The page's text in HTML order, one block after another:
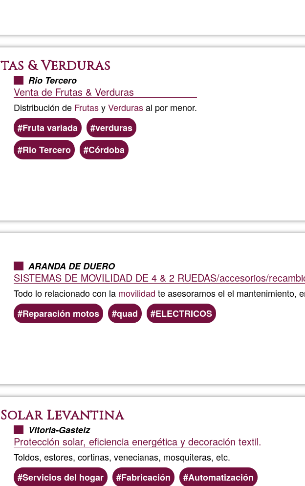
con
& Verduras
Rio Tercero
Venta de Frutas & Verduras
Distribución de FrutasyVerdurasal por menor.
Fruta variada
verduras
Rio Tercero
Córdoba
Frutas
ARANDA DE DUERO
SISTEMAS DE MOVILIDAD DE 4 & 2 RUEDAS/accesorios/
Todo lo relacionado con la movilidad te asesoramos el el mantenimiento,
Reparación motos
quad ELECTRICOS
Levantina
Vitoria-Gasteiz
Protección solar, eficiencia energética y decoración textil.
Toldos, estores, cortinas, venecianas, mosquiteras, etc.
Servicios del hogar
Fabricación Automatización